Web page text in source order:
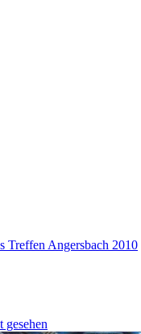
Treffen Angersbach 2010
gesehen